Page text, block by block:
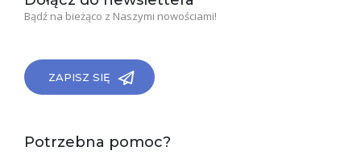
Bądź na bieżąco z Naszymi nowościami!
ZAPISZ SIĘ
Potrzebna pomoc?